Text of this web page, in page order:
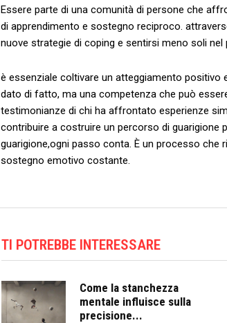
Essere parte‌ di ⁣una comunità ​di persone che
di apprendimento e sostegno reciproco.
nuove strategie di‌ coping e sentirsi meno soli nel
è essenziale coltivare un atteggiamento positivo
dato di ‌fatto, ma una competenza che può
testimonianze di chi ha affrontato esperienze
contribuire a ​costruire‌ un percorso di guarigione
guarigione,ogni passo conta. È un processo che
sostegno emotivo costante.
TI POTREBBE INTERESSARE
Come la stanchezza
mentale influisce sulla
precisione...